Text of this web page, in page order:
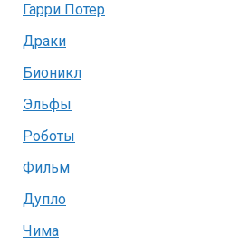
Гарри Потер
Драки
Бионикл
Эльфы
Роботы
Фильм
Дупло
Чима